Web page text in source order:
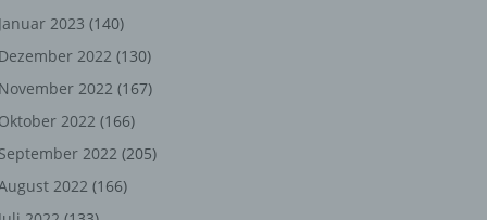
Januar 2023 (140)
Dezember 2022 (130)
November 2022 (167)
Oktober 2022 (166)
September 2022 (205)
2022 (166)